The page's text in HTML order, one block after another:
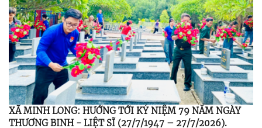
XÃ MINH LONG: HƯỚNG TỚI KỶ NIỆM 79 NĂM NGÀY
THƯƠNG BINH - LIỆT SĨ (27/7/1947 – 27/7/2026).